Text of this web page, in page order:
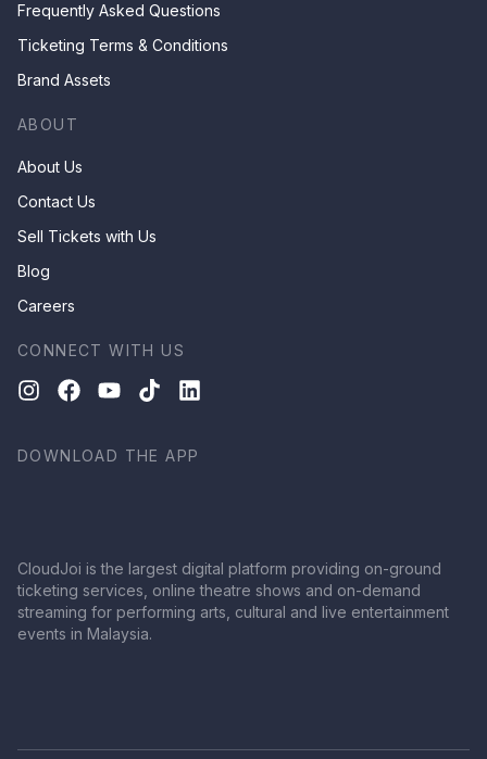
Frequently Asked Questions
Ticketing Terms & Conditions
Brand Assets
ABOUT
About Us
Contact Us
Sell Tickets with Us
Blog
Careers
CONNECT WITH US
DOWNLOAD THE APP
CloudJoi is the largest digital platform providing on-ground
ticketing services, online theatre shows and on-demand
streaming for performing arts, cultural and live entertainment
events in Malaysia.